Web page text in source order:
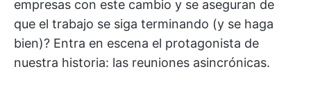
empresas con este cambio y se aseguran de
que el trabajo se siga terminando (y se haga
bien)? Entra en escena el protagonista de
nuestra historia: las reuniones asincrónicas.